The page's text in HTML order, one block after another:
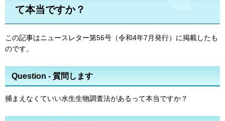
て本当ですか？
この記事はニュースレター第56号（令和4年7月発行）に掲載したも
のです。
Question - 質問します
捕まえなくていい水生生物調査法があるって本当ですか？